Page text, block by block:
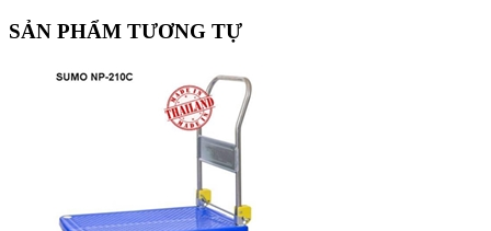
SẢN PHẨM TƯƠNG TỰ